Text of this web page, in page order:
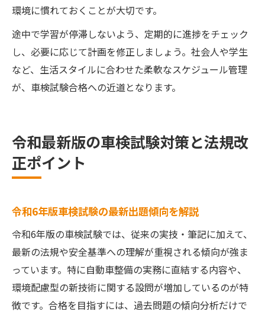
環境に慣れておくことが大切です。
途中で学習が停滞しないよう、定期的に進捗をチェック
し、必要に応じて計画を修正しましょう。社会人や学生
など、生活スタイルに合わせた柔軟なスケジュール管理
が、車検試験合格への近道となります。
令和最新版の車検試験対策と法規改
正ポイント
令和6年版車検試験の最新出題傾向を解説
令和6年版の車検試験では、従来の実技・筆記に加えて、
最新の法規や安全基準への理解が重視される傾向が強ま
っています。特に自動車整備の実務に直結する内容や、
環境配慮型の新技術に関する設問が増加しているのが特
徴です。合格を目指すには、過去問題の傾向分析だけで